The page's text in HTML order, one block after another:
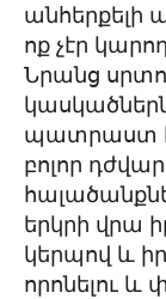
անհերքելի
ոք չէր
Նրանց
պատրաստ
բոլոր
երկրի վրա
կերպով և
որոնելու և